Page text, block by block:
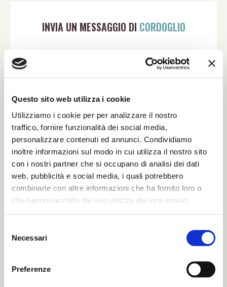
Questo sito web utilizza i cookie
Utilizziamo i cookie per per analizzare il nostro
traffico, fornire funzionalità dei social media,
personalizzare contenuti ed annunci. Condividiamo
inoltre informazioni sul modo in cui utilizza il nostro sito
con i nostri partner che si occupano di analisi dei dati
web, pubblicità e social media, i quali potrebbero
combinarle con altre informazioni che ha fornito loro o
che hanno raccolto dal suo utilizzo dei loro servizi.
Necessari
Preferenze
INVIA UN MESSAGGIO DI CORDOGLIO
poter inviare le tue condoglianze.
Sarà nostra premura far pervenire alla famiglia
Il tuo nome e cognome *
La tua Email *